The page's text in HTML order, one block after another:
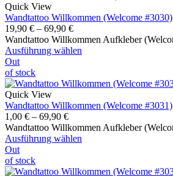
Quick View
Wandtattoo Willkommen (Welcome #3030)
19,90 € – 69,90 €
Wandtattoo Willkommen Aufkleber
Ausführung wählen
Out
of stock
Quick View
Wandtattoo Willkommen (Welcome #3031)
1,00 € – 69,90 €
Wandtattoo Willkommen Aufkleber
Ausführung wählen
Out
of stock